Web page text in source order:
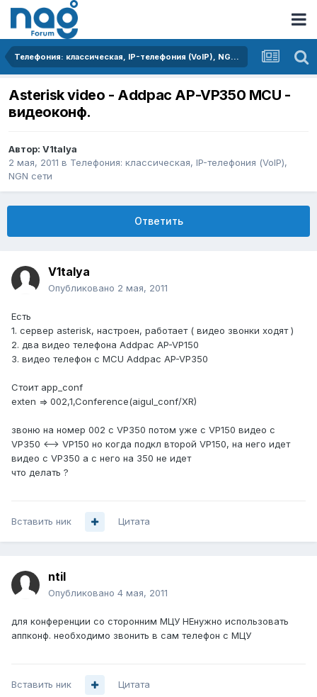
Телефония: классическая, IP-телефония (VoIP), NGN сети
Asterisk video - Addpac AP-VP350 MCU -
видеоконф.
Автор: V1talya
2 мая, 2011 в Телефония: классическая, IP-телефония (VoIP),
NGN сети
Ответить
V1talya
Опубликовано 2 мая, 2011
Есть
1. сервер asterisk, настроен, работает ( видео звонки ходят )
2. два видео телефона Addpac AP-VP150
3. видео телефон с MCU Addpac AP-VP350
Стоит app_conf
exten => 002,1,Conference(aigul_conf/XR)
звоню на номер 002 с VP350 потом уже с VP150 видео с
VP350 <--> VP150 но когда подкл второй VP150, на него идет
видео с VP350 а с него на 350 не идет
что делать ?
Вставить ник Цитата
ntil
Опубликовано 4 мая, 2011
для конференции со сторонним МЦУ НЕнужно использовать
аппконф. необходимо звонить в сам телефон с МЦУ
Вставить ник Цитата